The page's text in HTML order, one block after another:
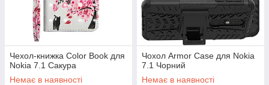
Чехол-книжка Color Book для
Nokia 7.1 Сакура
Немає в наявності
Чохол Armor Case для Nokia
7.1 Чорний
Немає в наявності